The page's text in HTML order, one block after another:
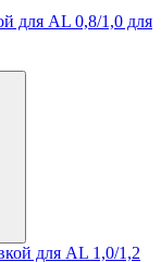
для AL 0,8/1,0 для